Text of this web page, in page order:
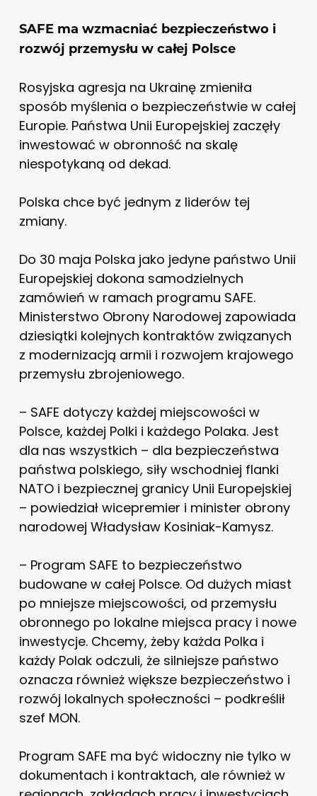
SAFE ma wzmacniać bezpieczeństwo i
rozwój przemysłu w całej Polsce
Rosyjska agresja na Ukrainę zmieniła
sposób myślenia o bezpieczeństwie w całej
Europie. Państwa Unii Europejskiej zaczęły
inwestować w obronność na skalę
niespotykaną od dekad.
Polska chce być jednym z liderów tej
zmiany.
Do 30 maja Polska jako jedyne państwo Unii
Europejskiej dokona samodzielnych
zamówień w ramach programu SAFE.
Ministerstwo Obrony Narodowej zapowiada
dziesiątki kolejnych kontraktów związanych
z modernizacją armii i rozwojem krajowego
przemysłu zbrojeniowego.
– SAFE dotyczy każdej miejscowości w
Polsce, każdej Polki i każdego Polaka. Jest
dla nas wszystkich – dla bezpieczeństwa
państwa polskiego, siły wschodniej flanki
NATO i bezpiecznej granicy Unii Europejskiej
– powiedział wicepremier i minister obrony
narodowej Władysław Kosiniak-Kamysz.
– Program SAFE to bezpieczeństwo
budowane w całej Polsce. Od dużych miast
po mniejsze miejscowości, od przemysłu
obronnego po lokalne miejsca pracy i nowe
inwestycje. Chcemy, żeby każda Polka i
każdy Polak odczuli, że silniejsze państwo
oznacza również większe bezpieczeństwo i
rozwój lokalnych społeczności – podkreślił
szef MON.
Program SAFE ma być widoczny nie tylko w
dokumentach i kontraktach, ale również w